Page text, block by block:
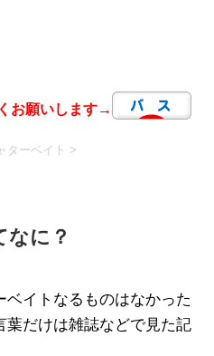
お願いします→
ターベイト >
なに？
イトなるものはなかった
葉だけは雑誌などで見た記